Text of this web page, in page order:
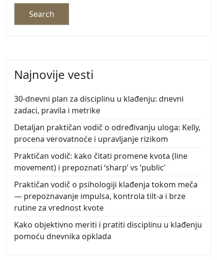
Najnovije vesti
30-dnevni plan za disciplinu u klađenju: dnevni
zadaci, pravila i metrike
Detaljan praktičan vodič o određivanju uloga: Kelly,
procena verovatnoće i upravljanje rizikom
Praktičan vodič: kako čitati promene kvota (line
movement) i prepoznati ‘sharp’ vs ‘public’
Praktičan vodič o psihologiji klađenja tokom meča
— prepoznavanje impulsa, kontrola tilt-a i brze
rutine za vrednost kvote
Kako objektivno meriti i pratiti disciplinu u klađenju
pomoću dnevnika opklada